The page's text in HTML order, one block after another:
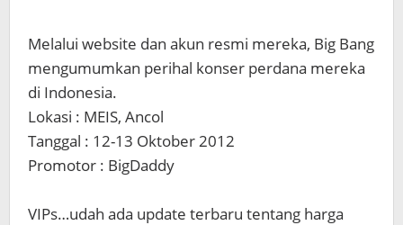
Melalui website dan akun resmi mereka, Big Bang
mengumumkan perihal konser perdana mereka
di Indonesia.
Lokasi : MEIS, Ancol
Tanggal : 12-13 Oktober 2012
Promotor : BigDaddy
VIPs…udah ada update terbaru tentang harga